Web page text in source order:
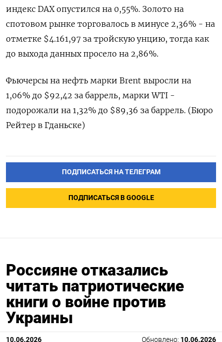
индекс DAX опустился на 0,55%. Золото на
спотовом рынке торговалось в минусе 2,36% - ​на
отметке $4.161,97 за ⁠тройскую унцию, тогда как
до выхода данных просело на 2,86%.
Фьючерсы ‌на нефть марки Brent выросли ‌на
1,06% до $92,42 за баррель, марки WTI - ​
подорожали на 1,32% до $89,36 за ‌баррель. (Бюро
Рейтер в Гданьске)
ПОДПИСАТЬСЯ НА ТЕЛЕГРАМ
ПОДПИСАТЬСЯ В GOOGLE
Россияне отказались
читать патриотические
книги о войне против
Украины
10.06.2026 Обновлено: 10.06.2026